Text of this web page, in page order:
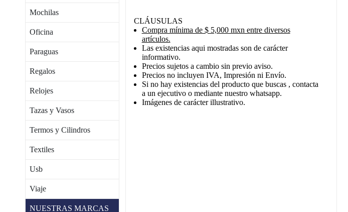
Mochilas
Oficina
Paraguas
Regalos
Relojes
Tazas y Vasos
Termos y Cilindros
Textiles
Usb
Viaje
NUESTRAS MARCAS
CLÁUSULAS
Compra mínima de $ 5,000 mxn entre diversos
artículos.
Las existencias aqui mostradas son de carácter
informativo.
Precios sujetos a cambio sin previo aviso.
Precios no incluyen IVA, Impresión ni Envío.
Si no hay existencias del producto que buscas , contacta
a un ejecutivo o mediante nuestro whatsapp.
Imágenes de carácter illustrativo.